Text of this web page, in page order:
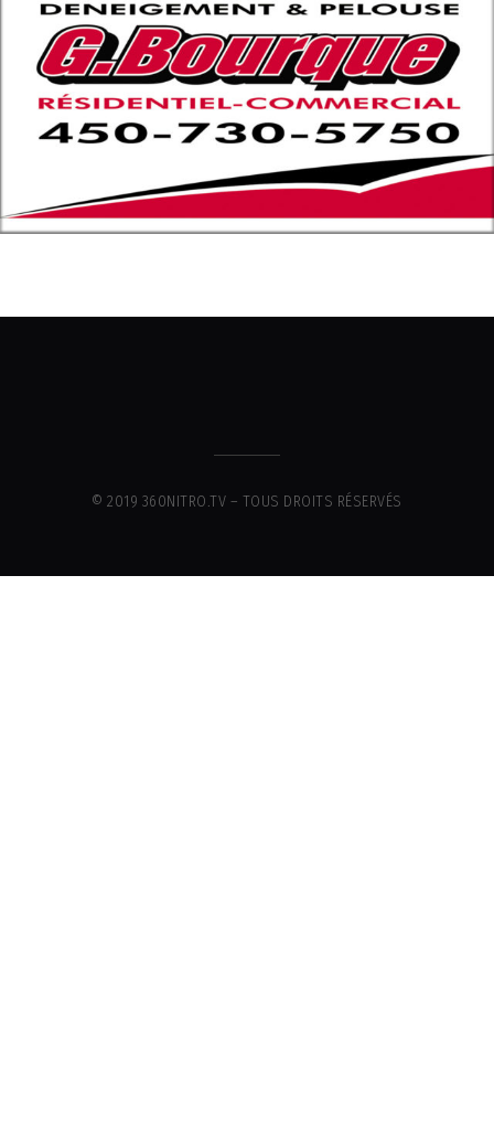
© 2019 360NITRO.TV – TOUS DROITS RÉSERVÉS